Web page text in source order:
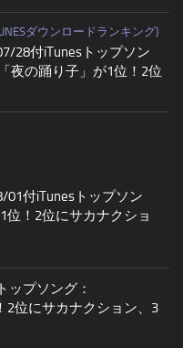
ダウンロードランキング)
28付iTunesトップソン
夜の踊り子」が1位！2位
01付iTunesトップソン
位！2位にサカナクショ
ップソング：
2位にサカナクション、3